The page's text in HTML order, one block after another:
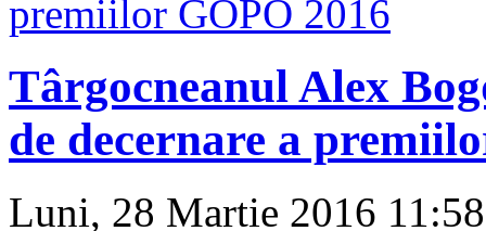
Târgocneanul Alex
de decernare a
Luni, 28 Martie 2016